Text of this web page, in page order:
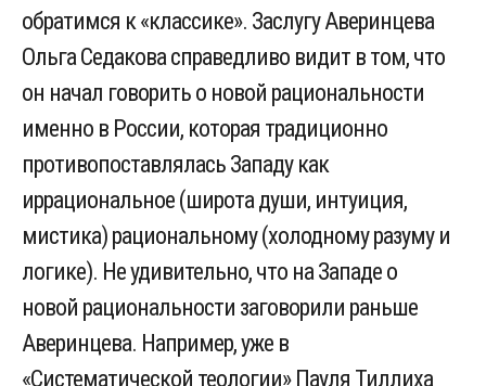
обратимся к «классике». Заслугу Аверинцева
Ольга Седакова справедливо видит в том, что
он начал говорить о новой рациональности
именно в России, которая традиционно
противопоставлялась Западу как
иррациональное (широта души, интуиция,
мистика) рациональному (холодному разуму и
логике). Не удивительно, что на Западе о
новой рациональности заговорили раньше
Аверинцева. Например, уже в
«Систематической теологии» Пауля Тиллиха